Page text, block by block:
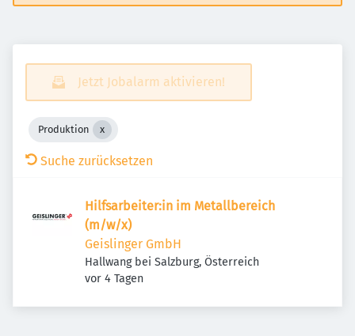
Jetzt Jobalarm aktivieren!
Produktion
Suche zurücksetzen
Hilfsarbeiter:in im Metallbereich
(m/w/x)
Geislinger GmbH
Hallwang bei Salzburg, Österreich
Veröffentlicht
vor 4 Tagen